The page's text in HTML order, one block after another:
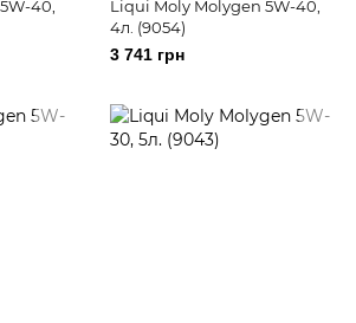
40,
Liqui Moly Molygen 5W-40,
4л. (9054)
3 741 грн